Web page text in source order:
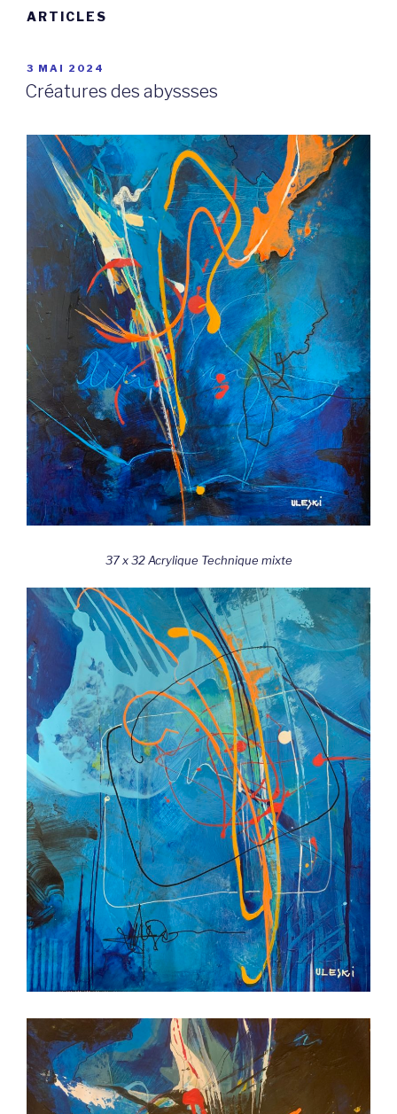
ARTICLES
PUBLIÉ
LE
3 MAI 2024
Créatures des abyssses
37 x 32 Acrylique Technique mixte